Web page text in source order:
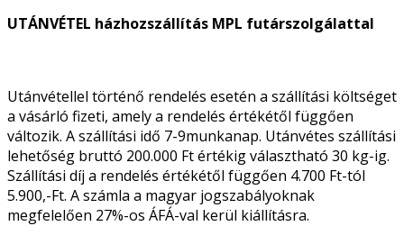
UTÁNVÉTEL házhozszállítás MPL futárszolgálattal
Utánvétellel történő rendelés esetén a szállítási költséget
a vásárló fizeti, amely a rendelés értékétől függően
változik. A szállítási idő 7-9munkanap. Utánvétes szállítási
lehetőség bruttó 200.000 Ft értékig választható 30 kg-ig.
Szállítási díj a rendelés értékétől függően 4.700 Ft-tól
5.900,-Ft. A számla a magyar jogszabályoknak
megfelelően 27%-os ÁFÁ-val kerül kiállításra.